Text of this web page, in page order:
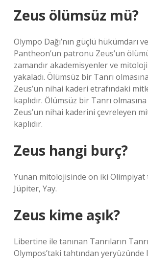
Zeus ölümsüz mü?
Olympo Dağı’nın güçlü hükümdarı
Pantheon’un patronu Zeus’un
zamandır akademisyenler ve mitoloji
yakaladı. Ölümsüz bir Tanrı
Zeus’un nihai kaderi etrafındaki
kaplıdır. Ölümsüz bir Tanrı
Zeus’un nihai kaderini çevreleyen
kaplıdır.
Zeus hangi burç?
Yunan mitolojisinde on iki Olimpiyat
Jüpiter, Yay.
Zeus kime aşık?
Libertine ile tanınan Tanrıların
Olympos’taki tahtından yeryüzünde